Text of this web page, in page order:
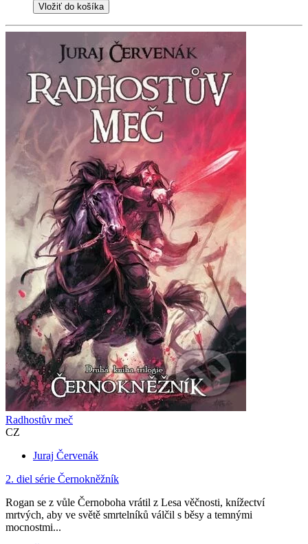
Vložiť do košíka
Radhostův meč
CZ
Juraj Červenák
2. diel série Černokněžník
Rogan se z vůle Černoboha vrátil z Lesa věčnosti, knížectví
mrtvých, aby ve světě smrtelníků válčil s běsy a temnými
mocnostmi...